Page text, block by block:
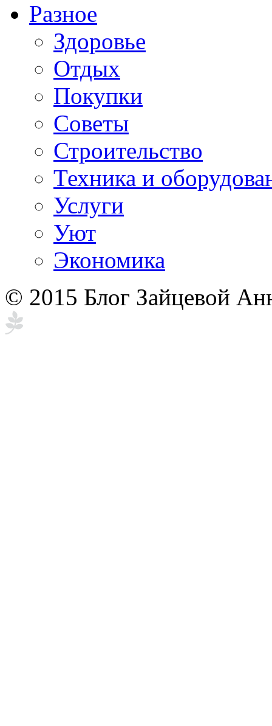
Разное
Здоровье
Отдых
Покупки
Советы
Строительство
Техника и
Услуги
Уют
Экономика
© 2015 Блог Зайцевой